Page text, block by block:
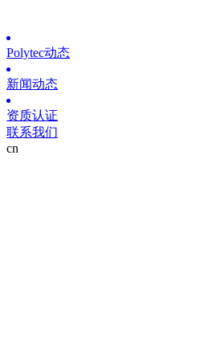
Polytec动态
新闻动态
资质认证
联系我们
cn